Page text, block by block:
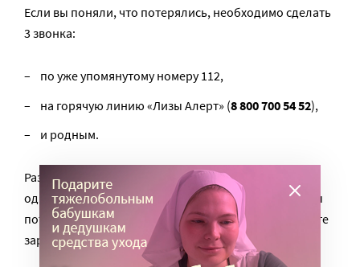
Если вы поняли, что потерялись, необходимо сделать
3 звонка:
по уже упомянутому номеру 112,
на горячую линию «Лизы Алерт» (8 800 700 54 52),
и родным.
Разговор с родственниками должен быть
однократным и коротким – просто сообщите, что вы
потерялись, не вдавайтесь в подробности и берегите
заряд телефона.